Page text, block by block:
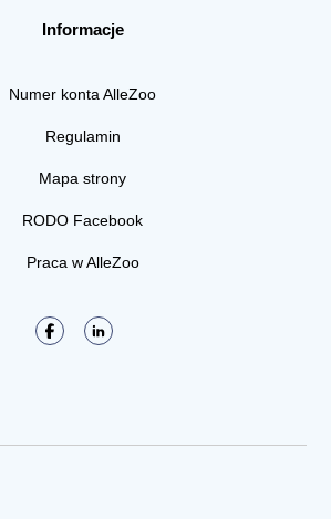
Informacje
Numer konta AlleZoo
Regulamin
Mapa strony
RODO Facebook
Praca w AlleZoo